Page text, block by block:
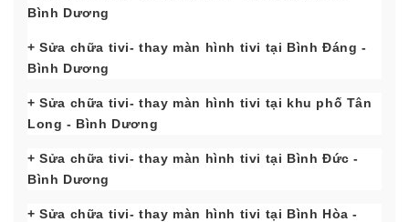
Bình Dương
+ Sửa chữa tivi- thay màn hình tivi tại Bình Đáng -
Bình Dương
+ Sửa chữa tivi- thay màn hình tivi tại khu phố Tân
Long - Bình Dương
+ Sửa chữa tivi- thay màn hình tivi tại Bình Đức -
Bình Dương
+ Sửa chữa tivi- thay màn hình tivi tại Bình Hòa -